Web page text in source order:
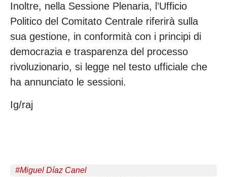
Inoltre, nella Sessione Plenaria, l’Ufficio
Politico del Comitato Centrale riferirà sulla
sua gestione, in conformità con i principi di
democrazia e trasparenza del processo
rivoluzionario, si legge nel testo ufficiale che
ha annunciato le sessioni.
Ig/raj
#Miguel Díaz Canel